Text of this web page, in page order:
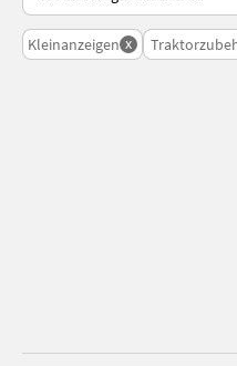
Kleinanzeigen x